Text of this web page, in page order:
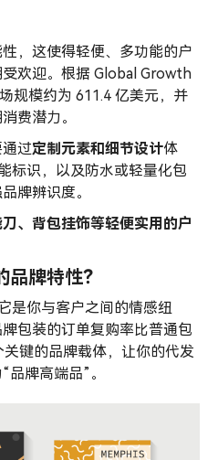
，这使得轻便、多功能的户
欢迎。根据 Global Growth
规模约为 611.4 亿美元，并
费潜力。
过定制元素和细节设计体
标识，以及防水或轻量化包
牌辨识度。
、背包挂饰等轻便实用的户
牌特性？
是你与客户之间的情感纽
包装的订单复购率比普通包
键的品牌载体，让你的代发
品牌高端品”。